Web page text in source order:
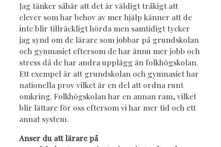
Jag tänker såhär att det är väldigt tråkigt att
elever som har behov av mer hjälp känner att de
inte blir tillräckligt hörda men samtidigt tycker
jag synd om de lärare som jobbar på grundskolan
och gymnasiet eftersom de har ännu mer jobb och
stress då de har andra upplägg än folkhögskolan.
Ett exempel är att grundskolan och gymnasiet har
nationella prov vilket är en del att ordna runt
omkring. Folkhögskolan har en annan ram, vilket
blir lättare för oss eftersom vi har mer tid och ett
annat system.
Anser du att lärare på